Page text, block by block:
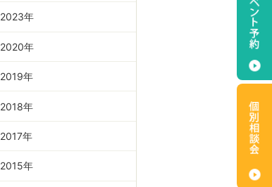
2023年
2020年
2019年
2018年
2017年
2015年